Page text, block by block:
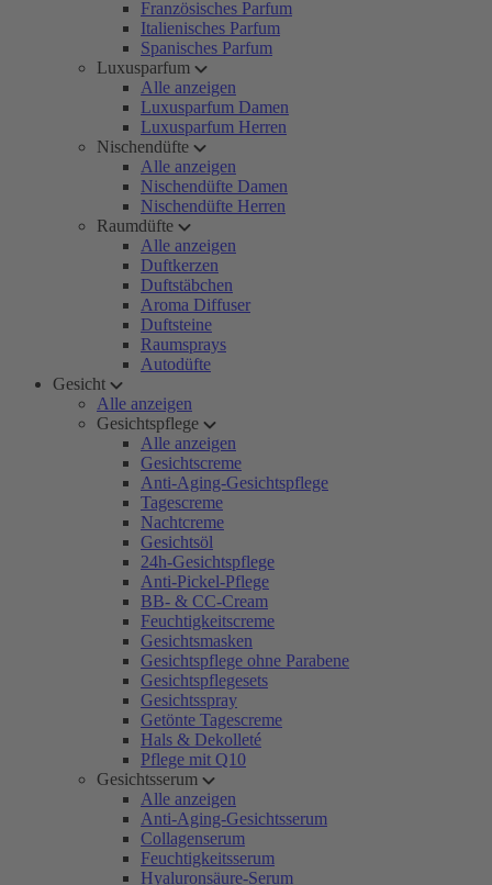
Französisches Parfum
Italienisches Parfum
Spanisches Parfum
Luxusparfum
Alle anzeigen
Luxusparfum Damen
Luxusparfum Herren
Nischendüfte
Alle anzeigen
Nischendüfte Damen
Nischendüfte Herren
Raumdüfte
Alle anzeigen
Duftkerzen
Duftstäbchen
Aroma Diffuser
Duftsteine
Raumsprays
Autodüfte
Gesicht
Alle anzeigen
Gesichtspflege
Alle anzeigen
Gesichtscreme
Anti-Aging-Gesichtspflege
Tagescreme
Nachtcreme
Gesichtsöl
24h-Gesichtspflege
Anti-Pickel-Pflege
BB- & CC-Cream
Feuchtigkeitscreme
Gesichtsmasken
Gesichtspflege ohne Parabene
Gesichtspflegesets
Gesichtsspray
Getönte Tagescreme
Hals & Dekolleté
Pflege mit Q10
Gesichtsserum
Alle anzeigen
Anti-Aging-Gesichtsserum
Collagenserum
Feuchtigkeitsserum
Hyaluronsäure-Serum